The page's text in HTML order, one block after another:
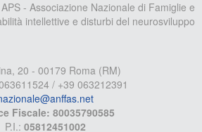
- Associazione Nazionale di Famiglie e
intellettive e disturbi del neurosviluppo
20 - 00179 Roma (RM)
/ +39 063212391
Fiscale: 80035790585
P.I.: 05812451002